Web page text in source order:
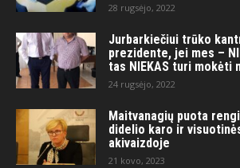
28 rugsėjo, 2022
Jurbarkiečiui trūko
prezidente, jei mes –
tas NIEKAS turi mokėti
24 rugsėjo, 2022
Maitvanagių puota
didelio karo ir
akivaizdoje
21 kovo, 2023